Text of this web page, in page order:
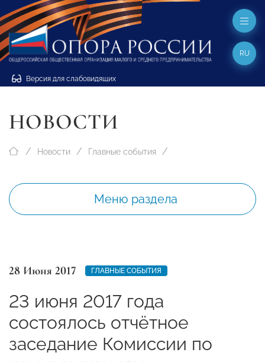
Версия для слабовидящих
RU
НОВОСТИ
Новости Главные события
Меню раздела
28 Июня 2017 ГЛАВНЫЕ СОБЫТИЯ
23 июня 2017 года
состоялось отчётное
заседание Комиссии по